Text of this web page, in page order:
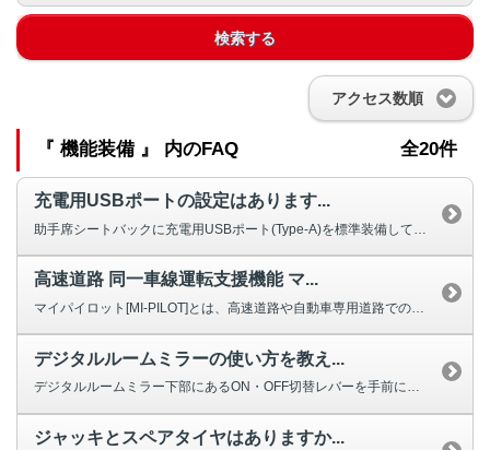
検索する
アクセス数順
『 機能装備 』 内のFAQ 全20件
充電用USBポートの設定はあります...
高速道路 同一車線運転支援機能 マ...
マイパイロット[MI-PILOT]とは、高速道路や自動車専用道路での同一車...
デジタルルームミラーの使い方を教え...
デジタルルームミラー下部にあるON・OFF切替レバーを手前に引くことでON...
ジャッキとスペアタイヤはありますか...